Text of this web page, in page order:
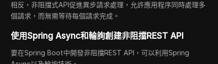
相反，非阻擋式API促進異步請求處理，允許應用程序同時處理多
個請求，而無需等待每個請求完成。
使用Spring Async和輪詢創建非阻擋REST API
要在Spring Boot中開發非阻擋REST API，可以利用Spring